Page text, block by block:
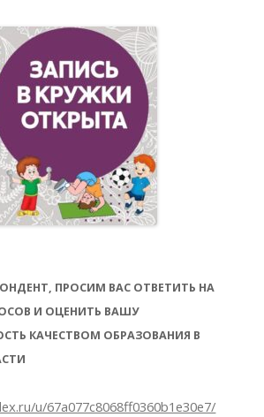
ПРОСИМ ВАС ОТВЕТИТЬ НА
И ОЦЕНИТЬ ВАШУ
КАЧЕСТВОМ ОБРАЗОВАНИЯ В
u/67a077c8068ff0360b1e30e7/